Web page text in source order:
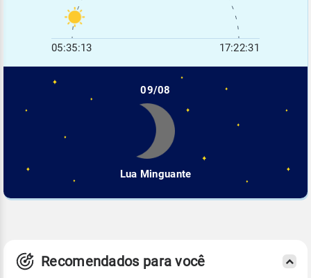
05:35:13 17:22:31
09/08
Lua Minguante
Recomendados para você